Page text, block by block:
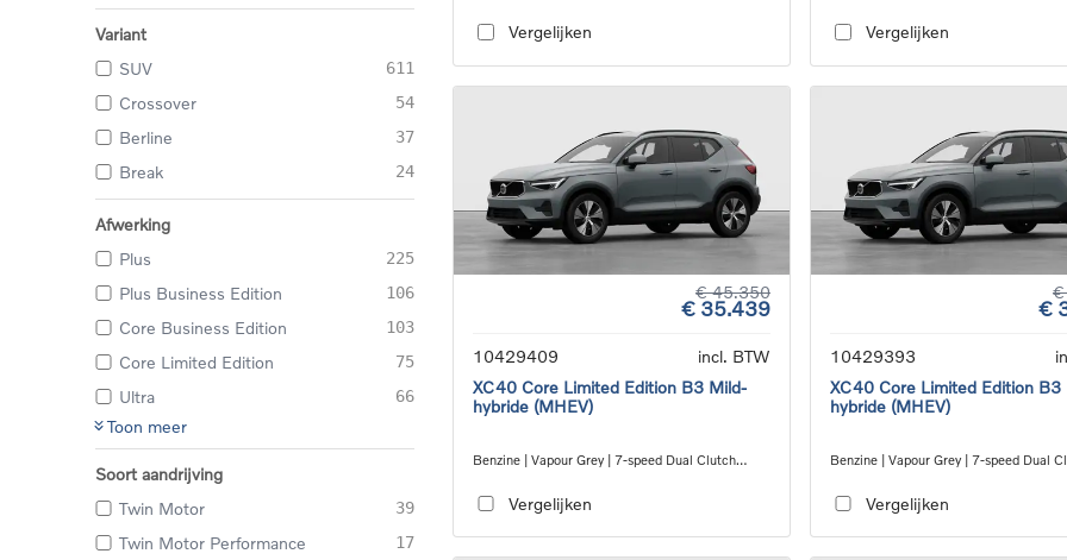
Variant
SUV
611
Crossover 54
Berline 37
Break 24
Afwerking
Plus
225
Plus Business Edition 106
Core Business Edition 103
Core Limited Edition 75
Ultra 66
Toon meer
Soort aandrijving
Twin Motor
39
Twin Motor Performance 17
Vergelijken Vergelijken
€ 45.350
€ 35.439
10429409
incl. BTW
XC40 Core Limited Edition B3 Mild-
hybride (MHEV)
Benzine | Vapour Grey | 7-speed Dual Clutch
Vergelijken
€
€
10429393
XC40 Core Limited Edition B3
hybride (MHEV)
Benzine | Vapour Grey | 7-speed Dual
Vergelijken